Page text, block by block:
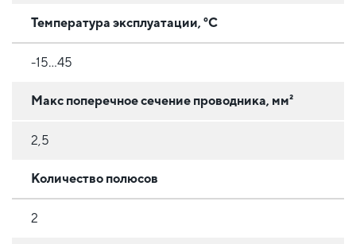
Температура эксплуатации, °C
-15...45
Макс поперечное сечение проводника, мм²
2,5
Количество полюсов
2